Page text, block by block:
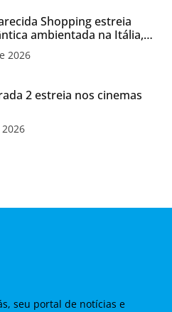
Shopping estreia
ambientada na Itália,
para o Dia dos
2026
2 estreia nos cinemas
seu portal de notícias e